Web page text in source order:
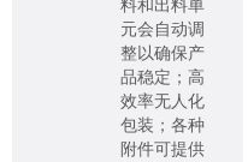
料和出料单
元会自动调
整以确保产
品稳定；高
效率无人化
包装；各种
附件可提供